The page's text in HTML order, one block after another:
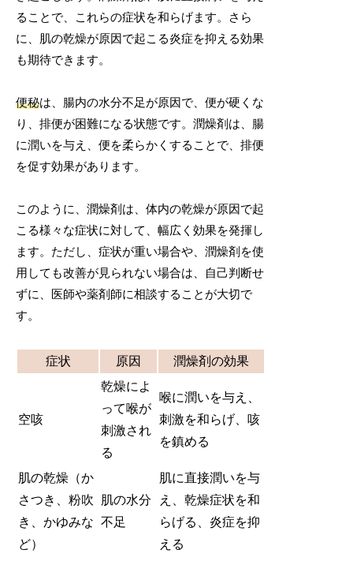
ることで、これらの症状を和らげます。さら
に、肌の乾燥が原因で起こる炎症を抑える効果
も期待できます。
便秘は、腸内の水分不足が原因で、便が硬くな
り、排便が困難になる状態です。潤燥剤は、腸
に潤いを与え、便を柔らかくすることで、排便
を促す効果があります。
このように、潤燥剤は、体内の乾燥が原因で起
こる様々な症状に対して、幅広く効果を発揮し
ます。ただし、症状が重い場合や、潤燥剤を使
用しても改善が見られない場合は、自己判断せ
ずに、医師や薬剤師に相談することが大切で
す。
症状 原因 潤燥剤の効果
空咳
乾燥によ
って喉が
刺激され
る
喉に潤いを与え、
刺激を和らげ、咳
を鎮める
肌の乾燥（か
さつき、粉吹
き、かゆみな
ど）
肌の水分
不足
肌に直接潤いを与
え、乾燥症状を和
らげる、炎症を抑
える